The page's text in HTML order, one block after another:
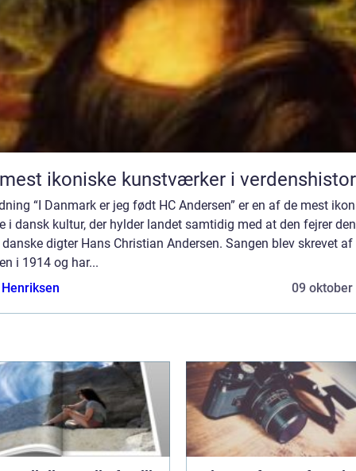
ikoniske kunstværker i
“I Danmark er jeg født HC Andersen” er en af de mest
i dansk kultur, der hylder landet samtidig med at den fejrer den
digter Hans Christian Andersen. Sangen blev skrevet af
i 1914 og har...
09 oktober